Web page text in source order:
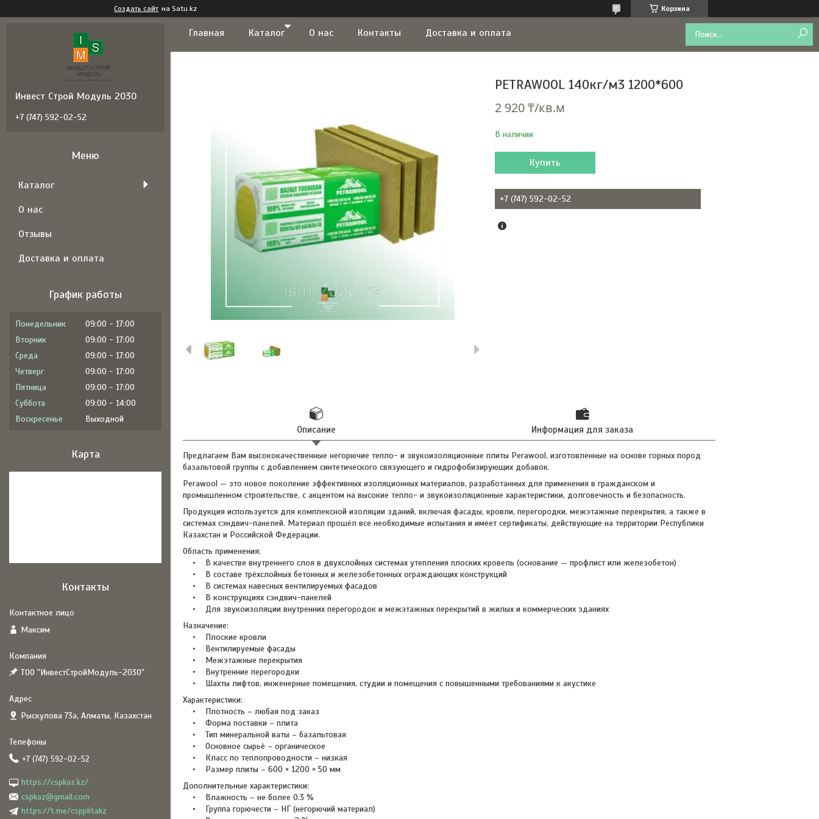
Создать сайт на Satu.kz Корзина
Главная Каталог О нас Контакты Доставка и оплата
PETRAWOOL 140кг/м3 1200*600
2 920 ₸/кв.м
В наличии
Купить
+7 (747) 592-02-52
Описание Информация для заказа
Предлагаем Вам высококачественные негорючие тепло- и звукоизоляционные плиты Perawool, изготовленные на основе горных пород
базальтовой группы с добавлением синтетического связующего и гидрофобизирующих добавок.
Perawool — это новое поколение эффективных изоляционных материалов, разработанных для применения в гражданском и
промышленном строительстве, с акцентом на высокие тепло- и звукоизоляционные характеристики, долговечность и безопасность.
Продукция используется для комплексной изоляции зданий, включая фасады, кровли, перегородки, межэтажные перекрытия, а также в
системах сэндвич-панелей. Материал прошёл все необходимые испытания и имеет сертификаты, действующие на территории Республики
Казахстан и Российской Федерации.
Область применения:
• В качестве внутреннего слоя в двухслойных системах утепления плоских кровель (основание — профлист или железобетон)
• В составе трёхслойных бетонных и железобетонных ограждающих конструкций
• В системах навесных вентилируемых фасадов
• В конструкциях сэндвич-панелей
• Для звукоизоляции внутренних перегородок и межэтажных перекрытий в жилых и коммерческих зданиях
Назначение:
• Плоские кровли
• Вентилируемые фасады
• Межэтажные перекрытия
• Внутренние перегородки
• Шахты лифтов, инженерные помещения, студии и помещения с повышенными требованиями к акустике
Характеристики:
• Плотность – любая под заказ
• Форма поставки – плита
• Тип минеральной ваты – базальтовая
• Основное сырьё – органическое
• Класс по теплопроводности – низкая
• Размер плиты – 600 × 1200 × 50 мм
Дополнительные характеристики:
• Влажность – не более 0.3 %
• Группа горючести – НГ (негорючий материал)
Инвест Строй Модуль 2030
+7 (747) 592-02-52
Каталог
О нас
Отзывы
Доставка и оплата
График работы
Понедельник 09:00
17:00
Вторник
09:00
17:00
Среда
09:00
17:00
Четверг
09:00
17:00
Пятница
09:00
17:00
Суббота
09:00
14:00
Воскресенье
Выходной
Карта
Контакты
Максим
ТОО "ИнвестСтройМодуль-2030"
Рыскулова 73а, Алматы, Казахстан
+7 (747) 592-02-52
https://cspkaz.kz/
cspkaz@gmail.com
https://t.me/cspplitakz